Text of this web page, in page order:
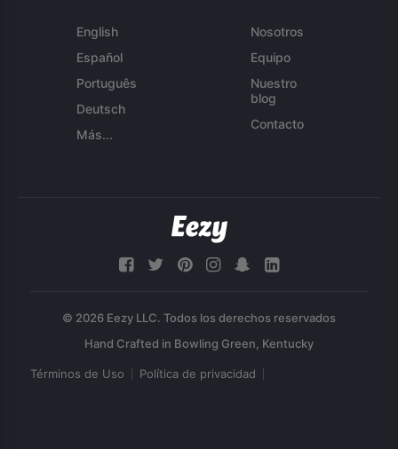
English
Español
Português
Deutsch
Más...
Nosotros
Equipo
Nuestro
blog
Contacto
© 2026 Eezy LLC. Todos los derechos reservados
Términos de Uso Política de privacidad